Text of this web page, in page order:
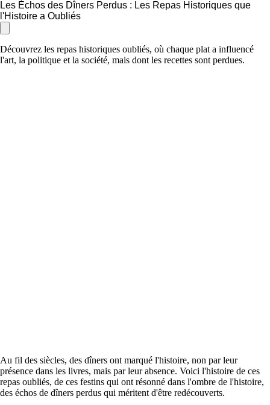
Les Échos des Dîners Perdus : Les Repas Historiques que
l'Histoire a Oubliés
Découvrez les repas historiques oubliés, où chaque plat a influencé
l'art, la politique et la société, mais dont les recettes sont perdues.
Au fil des siècles, des dîners ont marqué l'histoire, non par leur
présence dans les livres, mais par leur absence. Voici l'histoire de ces
repas oubliés, de ces festins qui ont résonné dans l'ombre de l'histoire,
des échos de dîners perdus qui méritent d'être redécouverts.